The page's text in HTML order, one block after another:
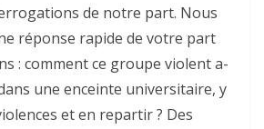
de notre part. Nous
réponse rapide de votre part
: comment ce groupe violent a-
une enceinte universitaire, y
et en repartir ? Des